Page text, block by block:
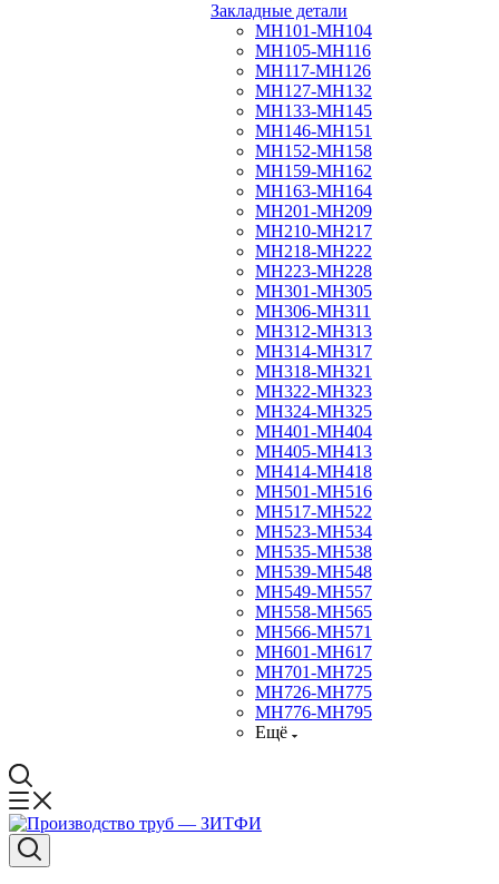
Закладные детали
МН101-МН104
МН105-МН116
МН117-МН126
МН127-МН132
МН133-МН145
МН146-МН151
МН152-МН158
МН159-МН162
МН163-МН164
МН201-МН209
МН210-МН217
МН218-МН222
МН223-МН228
МН301-МН305
МН306-МН311
МН312-МН313
МН314-МН317
МН318-МН321
МН322-МН323
МН324-МН325
МН401-МН404
МН405-МН413
МН414-МН418
МН501-МН516
МН517-МН522
МН523-МН534
МН535-МН538
МН539-МН548
МН549-МН557
МН558-МН565
МН566-МН571
МН601-МН617
МН701-МН725
МН726-МН775
МН776-МН795
Ещё